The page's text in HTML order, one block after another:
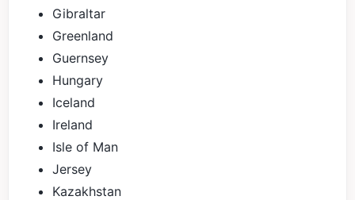
Gibraltar
Greenland
Guernsey
Hungary
Iceland
Ireland
Isle of Man
Jersey
Kazakhstan